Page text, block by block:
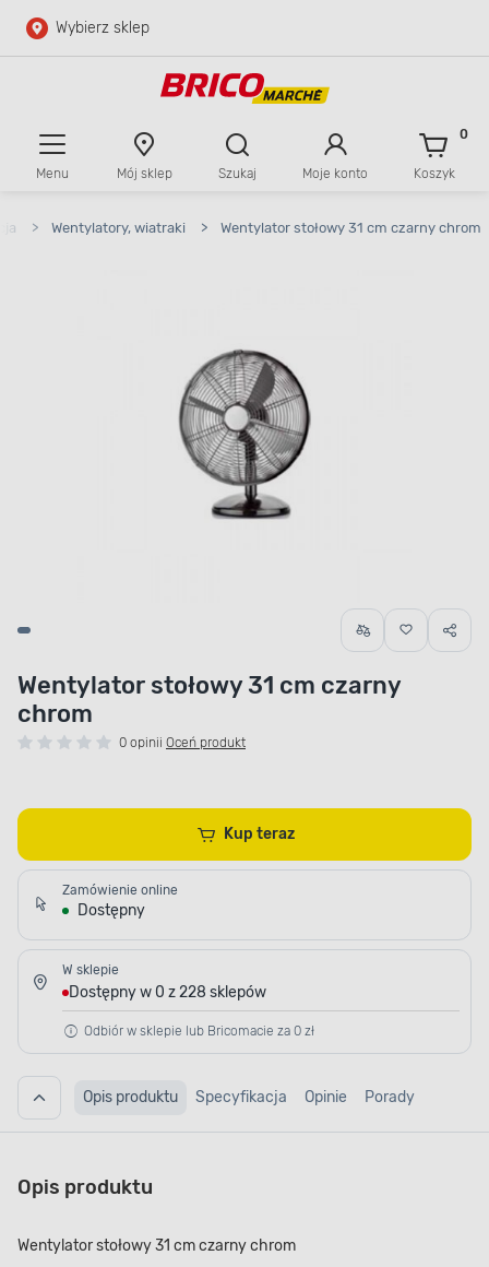
Przejdź do głównej zawartości
Wybierz sklep
Menu Mój sklep Szukaj Moje konto Koszyk
0
> Wentylatory, wiatraki > Wentylator stołowy 31 cm czarny chrom
Wentylator stołowy 31 cm czarny
chrom
0 opinii Oceń produkt
Kup teraz
Zamówienie online
Dostępny
W sklepie
Dostępny w 0 z 228 sklepów
Odbiór w sklepie lub Bricomacie za 0 zł
Opis produktu Specyfikacja Opinie Porady
Opis produktu
Wentylator stołowy 31 cm czarny chrom